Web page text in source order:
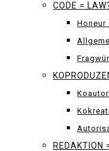
CODE =
Honeur
REDAKTION